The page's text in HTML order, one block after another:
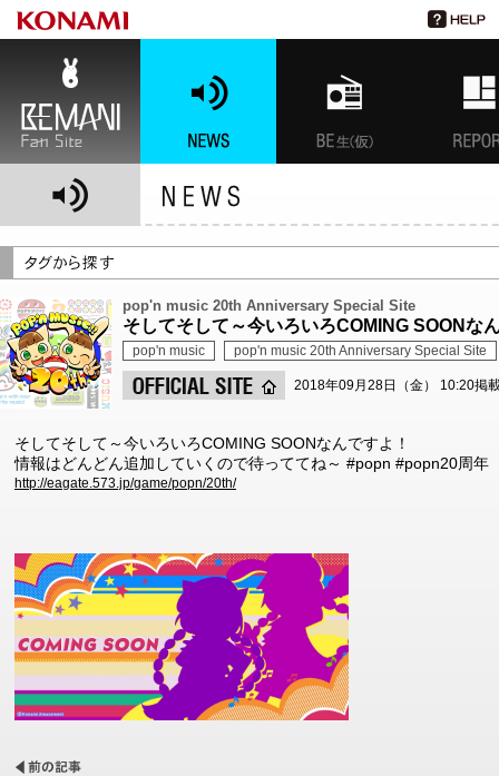
pop'n music 20th Anniversary Special Site
そしてそして～今いろいろCOMING SOONな
pop'n music pop'n music 20th Anniversary Special Site
2018年09月28日（金） 10:20掲
そしてそして～今いろいろCOMING SOONなんですよ！
情報はどんどん追加していくので待っててね～ #popn #popn20周年
http://eagate.573.jp/game/popn/20th/